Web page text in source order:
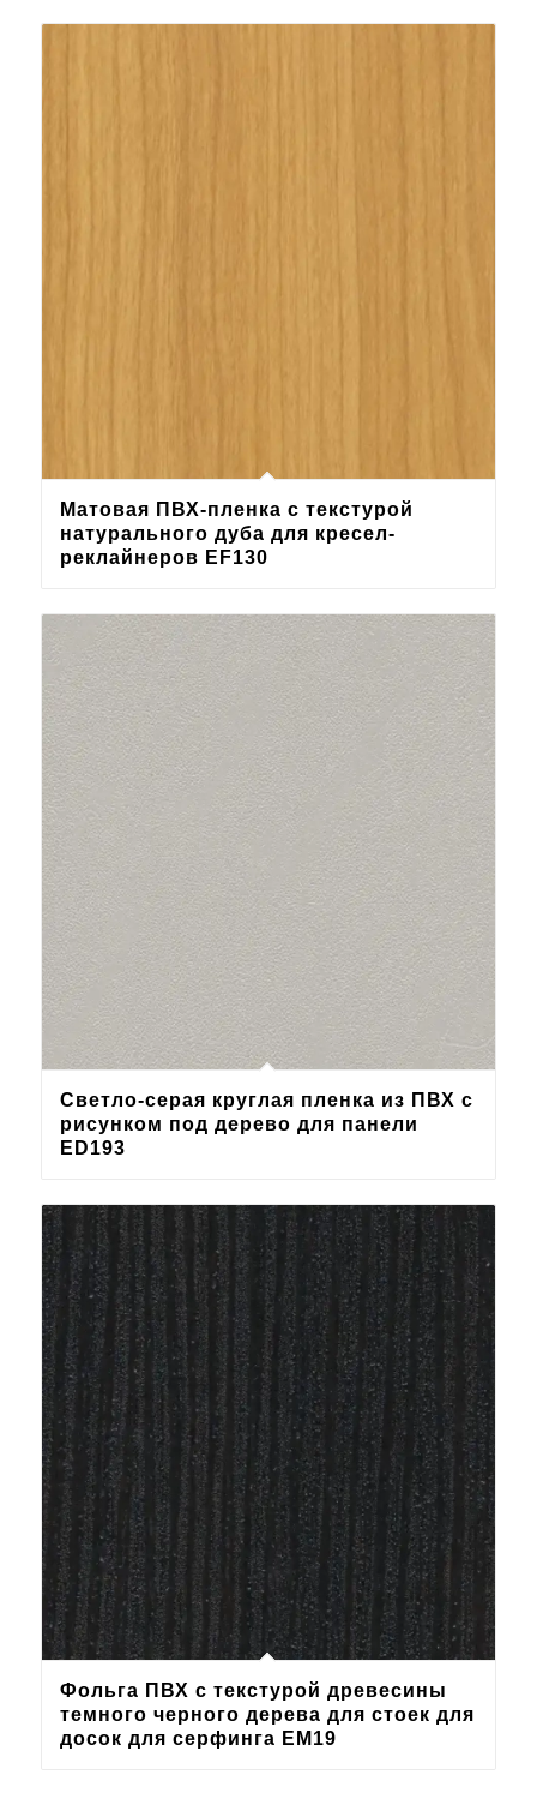
Матовая ПВХ-пленка с текстурой
натурального дуба для кресел-
реклайнеров EF130
Светло-серая круглая пленка из ПВХ с
рисунком под дерево для панели
ED193
Фольга ПВХ с текстурой древесины
темного черного дерева для стоек для
досок для серфинга EM19